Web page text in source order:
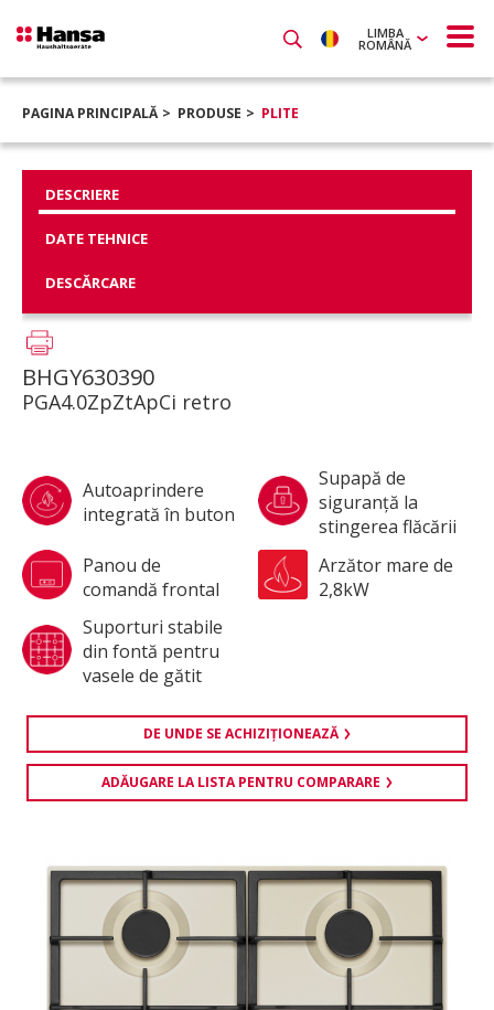
LIMBA
ROMÂNĂ
PAGINA PRINCIPALĂ PRODUSE PLITE
DESCRIERE
DATE TEHNICE
DESCĂRCARE
BHGY630390
PGA4.0ZpZtApCi retro
Autoaprindere
integrată în buton
Supapă de
siguranţă la
stingerea flăcării
Panou de
comandă frontal
Arzător mare de
2,8kW
Suporturi stabile
din fontă pentru
vasele de gătit
DE UNDE SE ACHIZIŢIONEAZĂ
ADĂUGARE LA LISTA PENTRU COMPARARE